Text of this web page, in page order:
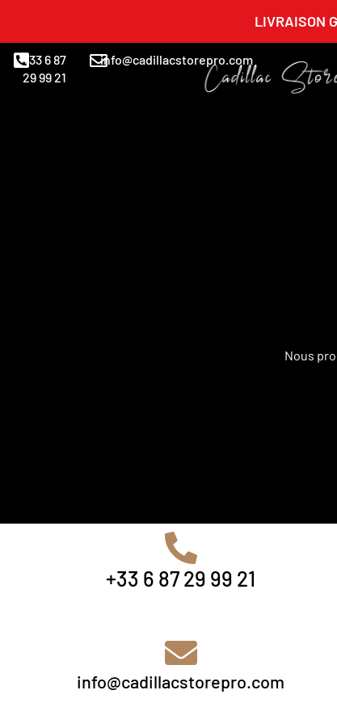
LIVRAISON
+33 6 87
29 99 21
info@cadillacstorepro.com
Nous
+33 6 87 29 99 21
info@cadillacstorepro.com